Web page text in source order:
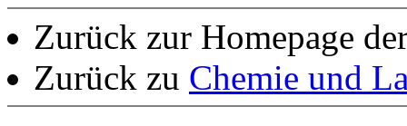
Zurück zur Homepage
Zurück zu Chemie und